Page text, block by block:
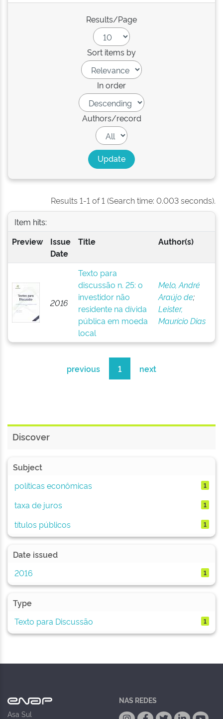
Results/Page
Sort items by
In order
Authors/record
Results 1-1 of 1 (Search time: 0.003 seconds).
Item hits:
Preview
Issue
Date
Title Author(s)
2016
Texto para
discussão n. 25: o
investidor não
residente na dívida
pública em moeda
local
Melo, André
Araújo de;
Leister,
Maurício Dias
previous 1 next
Discover
Subject
políticas econômicas
1
taxa de juros 1
títulos públicos 1
Date issued
2016
1
Type
Texto para Discussão
1
Asa Sul
NAS REDES